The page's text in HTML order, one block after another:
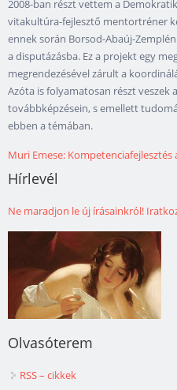
2008-ban részt vettem a
vitakultúra-fejlesztő mentortréner
ennek során Borsod-Abaúj-
a disputázásba. Ez a projekt egy
megrendezésével zárult a
Azóta is folyamatosan részt veszek
továbbképzésein, s emellett
ebben a témában.
Muri Emese:
Hírlevél
Ne maradjon le új írásainkról!
Olvasóterem
RSS – cikkek